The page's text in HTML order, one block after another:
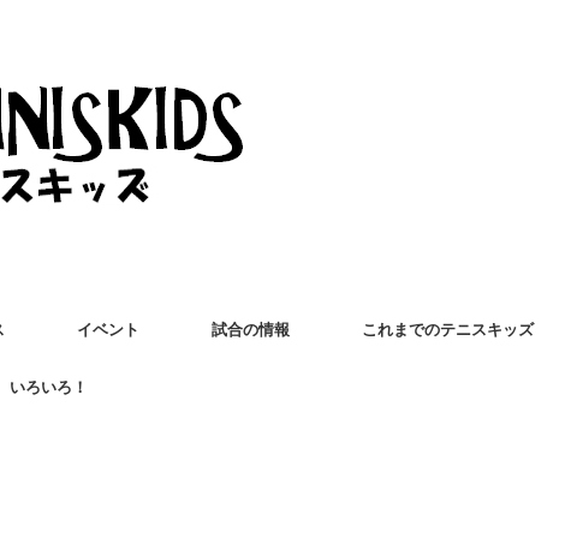
イベント 試合の情報 これまでのテニスキッズ
いろいろ！